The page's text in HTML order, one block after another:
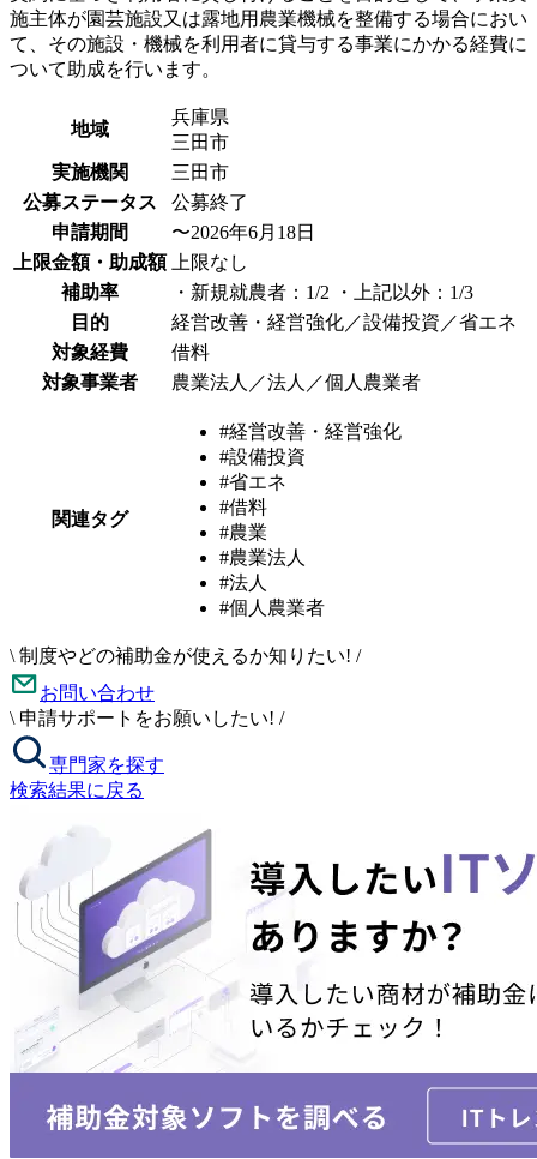
施主体が園芸施設又は露地用農業機械を整備する場合におい
て、その施設・機械を利用者に貸与する事業にかかる経費に
ついて助成を行います。
地域
兵庫県
三田市
実施機関
三田市
公募ステータス
公募終了
申請期間
〜2026年6月18日
上限金額・助成額
上限なし
補助率
・新規就農者：1/2 ・上記以外：1/3
目的
経営改善・経営強化／設備投資／省エネ
対象経費
借料
対象事業者
農業法人／法人／個人農業者
関連タグ
#経営改善・経営強化
#設備投資
#省エネ
#借料
#農業
#農業法人
#法人
#個人農業者
\ 制度やどの補助金が使えるか知りたい! /
お問い合わせ
\ 申請サポートをお願いしたい! /
専門家を探す
検索結果に戻る